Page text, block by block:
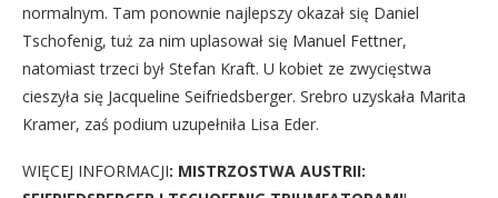
normalnym. Tam ponownie najlepszy okazał się Daniel
Tschofenig, tuż za nim uplasował się Manuel Fettner,
natomiast trzeci był Stefan Kraft. U kobiet ze zwycięstwa
cieszyła się Jacqueline Seifriedsberger. Srebro uzyskała Marita
Kramer, zaś podium uzupełniła Lisa Eder.
WIĘCEJ INFORMACJI: MISTRZOSTWA AUSTRII: